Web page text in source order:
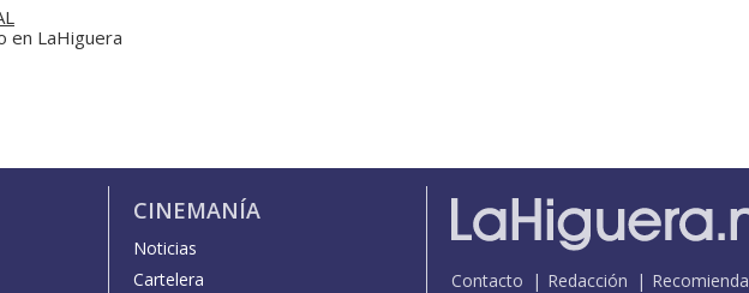
en LaHiguera
CINEMANÍA
Noticias
Cartelera
Contacto Redacción Recomienda